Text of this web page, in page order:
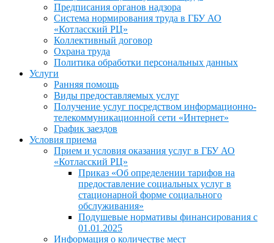
Предписания органов надзора
Система нормирования труда в ГБУ АО
«Котласский РЦ»
Коллективный договор
Охрана труда
Политика обработки персональных данных
Услуги
Ранняя помощь
Виды предоставляемых услуг
Получение услуг посредством информационно-
телекоммуникационной сети «Интернет»
График заездов
Условия приема
Прием и условия оказания услуг в ГБУ АО
«Котласский РЦ»
Приказ «Об определении тарифов на
предоставление социальных услуг в
стационарной форме социального
обслуживания»
Подушевые нормативы финансирования с
01.01.2025
Информация о количестве мест